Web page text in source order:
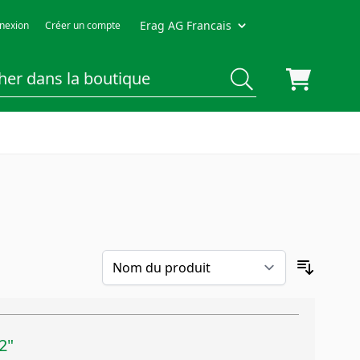
Créer un compte Erag AG Francais